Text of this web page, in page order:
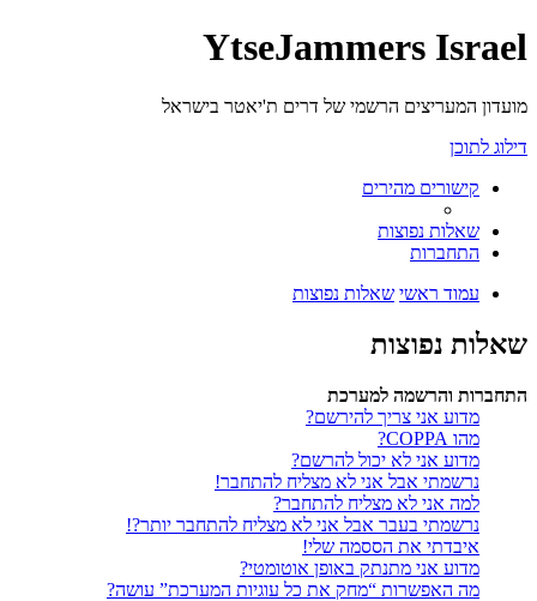
YtseJammers Israel
מועדון המעריצים הרשמי של דרים ת'יאטר בישראל
דילוג לתוכן
קישורים מהירים
שאלות נפוצות
התחברות
עמוד ראשי שאלות נפוצות
שאלות נפוצות
התחברות והרשמה למערכת
מדוע אני צריך להירשם?
מהו COPPA?
מדוע אני לא יכול להרשם?
נרשמתי אבל אני לא מצליח להתחבר!
למה אני לא מצליח להתחבר?
נרשמתי בעבר אבל אני לא מצליח להתחבר יותר?!
איבדתי את הססמה שלי!
מדוע אני מתנתק באופן אוטומטי?
מה האפשרות “מחק את כל עוגיות המערכת” עושה?